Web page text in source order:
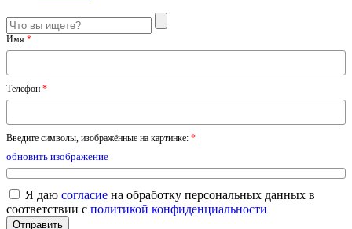
Имя *
Телефон *
Введите символы, изображённые на картинке: *
обновить изображение
Я даю согласие на обработку персональных данных в
соответствии с политикой конфиденциальности